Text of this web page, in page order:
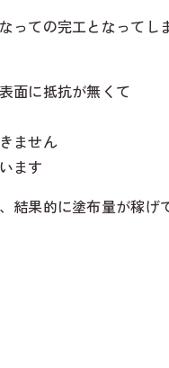
っての完工となってし
面に抵抗が無くて
ません
ます
結果的に塗布量が稼げ